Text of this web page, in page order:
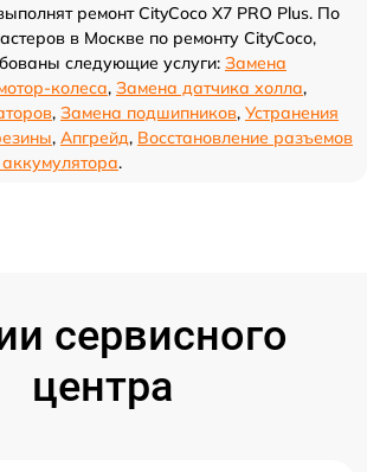
ремонт CityCoco X7 PRO Plus. По
в Москве по ремонту CityCoco,
следующие услуги: Замена
колеса, Замена датчика холла,
, Замена подшипников, Устранения
, Апгрейд, Восстановление разъемов
.
сервисного
центра